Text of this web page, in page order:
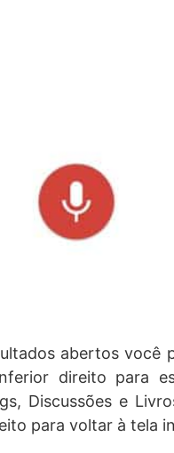
abertos você
direito para
Discussões e
para voltar à tela